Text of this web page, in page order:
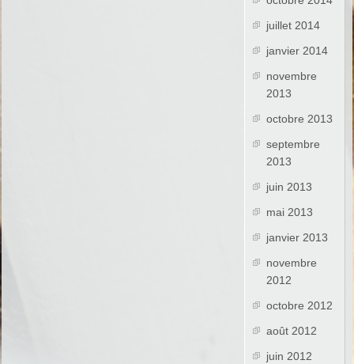
juillet 2014
janvier 2014
novembre
2013
octobre 2013
septembre
2013
juin 2013
mai 2013
janvier 2013
novembre
2012
octobre 2012
août 2012
juin 2012